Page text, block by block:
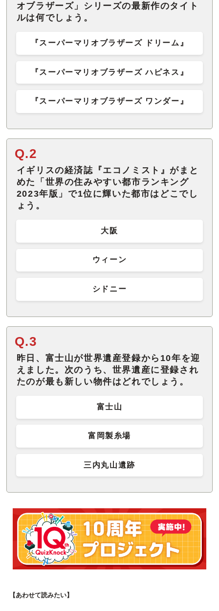
オブラザーズ」シリーズの最新作のタイト
ルは何でしょう。
『スーパーマリオブラザーズ ドリーム』
『スーパーマリオブラザーズ ハピネス』
『スーパーマリオブラザーズ ワンダー』
Q.2
イギリスの経済誌『エコノミスト』がまと
めた「世界の住みやすい都市ランキング
2023年版」で1位に輝いた都市はどこでし
大阪
ウィーン
シドニー
Q.3
昨日、富士山が世界遺産登録から10年を迎
えました。次のうち、世界遺産に登録され
たのが最も新しい物件はどれでしょう。
富士山
富岡製糸場
三内丸山遺跡
【あわせて読みたい】